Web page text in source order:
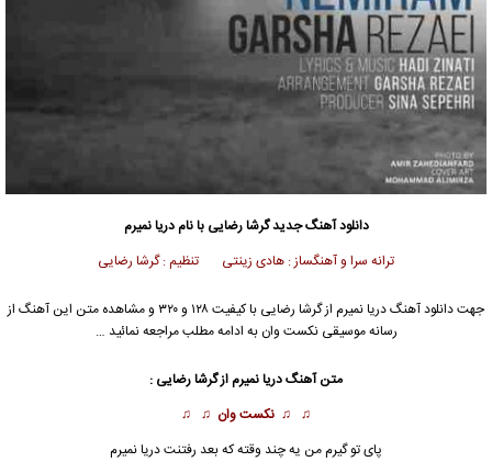
دانلود آهنگ جدیدگرشا رضایی با نام دریا نمیرم
ترانه سرا و آهنگساز : هادی زینتی تنظیم : گرشا رضایی
جهت دانلود آهنگ دریا نمیرم از گرشا رضایی با کیفیت ۱۲۸ و ۳۲۰ و مشاهده متن این آهنگ از
رسانه موسیقی نکست وان به ادامه مطلب مراجعه نمائید …
متن آهنگدریانمیرم از گرشا رضایی :
♫ ♫ نکست وان ♫ ♫
پای تو گیرم من یه چند وقته که بعد رفتنتدریا نمیرم